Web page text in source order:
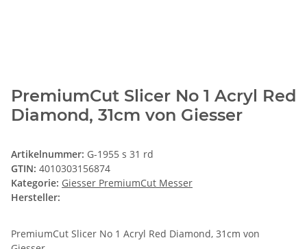
PremiumCut Slicer No 1 Acryl Red
Diamond, 31cm von Giesser
Artikelnummer: G-1955 s 31 rd
GTIN: 4010303156874
Kategorie: Giesser PremiumCut Messer
Hersteller:
PremiumCut Slicer No 1 Acryl Red Diamond, 31cm von